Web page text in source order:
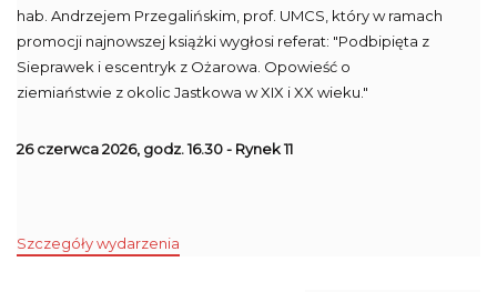
hab. Andrzejem Przegalińskim, prof. UMCS, który w ramach
promocji najnowszej książki wygłosi referat: "Podbipięta z
Sieprawek i escentryk z Ożarowa. Opowieść o
ziemiaństwie z okolic Jastkowa w XIX i XX wieku."
26 czerwca 2026, godz. 16.30 - Rynek 11
Szczegóły wydarzenia